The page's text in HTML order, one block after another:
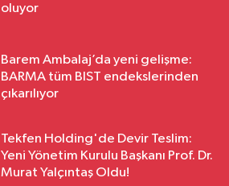
oluyor
Barem Ambalaj’da yeni gelişme:
BARMA tüm BIST endekslerinden
çıkarılıyor
Tekfen Holding'de Devir Teslim:
Yeni Yönetim Kurulu Başkanı Prof. Dr.
Murat Yalçıntaş Oldu!